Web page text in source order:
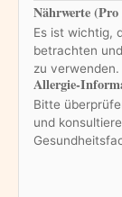
Nährwerte
Es ist wichtig,
betrachten
zu verwenden.
Allergie-
Bitte
und